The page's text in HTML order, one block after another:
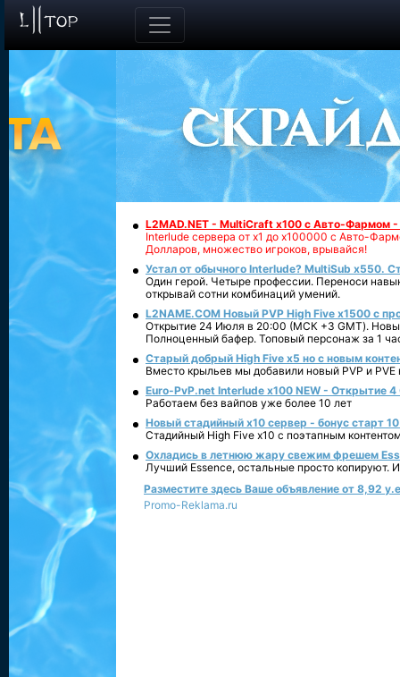
L2MAD.NET - MultiCraft x100 с Авто-Фармом
Interlude сервера от х1 до х100000 с Авто-
Долларов, множество игроков, врывайся!
Устал от обычного Interlude? MultiSub x550.
Один герой. Четыре профессии. Переноси
открывай сотни комбинаций умений.
L2NAME.COM Новый PVP High Five x1500 с
Открытие 24 Июля в 20:00 (МСК +3 GMT).
Полноценный бафер. Топовый персонаж за 1
Старый добрый High Five x5 но с новым
Вместо крыльев мы добавили новый PVP и PVE
Euro-PvP.net Interlude х100 NEW - Открытие 4
Работаем без вайпов уже более 10 лет
Новый стадийный х10 сервер - бонус старт
Стадийный High Five x10 с поэтапным
Охладись в летнюю жару свежим фрешем
Лучший Essence, остальные просто копируют.
Разместите здесь Ваше объявление от 8,92
Promo-Reklama.ru